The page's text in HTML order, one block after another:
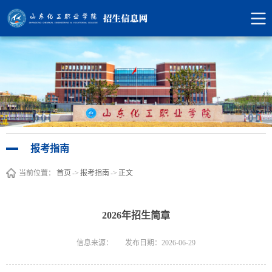
报考指南
当前位置： 首页 -> 报考指南 -> 正文
2026年招生简章
信息来源： 发布日期：2026-06-29